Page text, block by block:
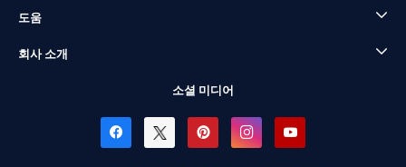
도움
회사 소개
소셜 미디어